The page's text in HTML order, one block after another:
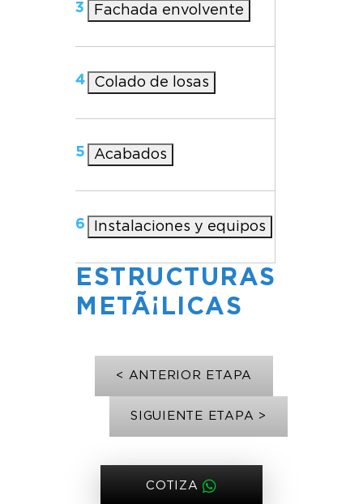
3 Fachada envolvente
4 Colado de losas
5 Acabados
6 Instalaciones y equipos
ESTRUCTURAS
METÃ¡LICAS
< ANTERIOR ETAPA
SIGUIENTE ETAPA >
COTIZA